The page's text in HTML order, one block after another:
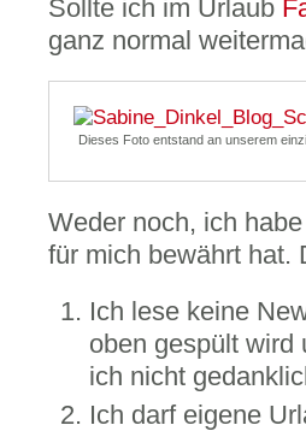
Sollte ich im Urlaub
ganz normal
Dieses Foto entstand an unserem
Weder noch, ich
für mich bewährt hat.
Ich lese keine
oben gespült wird
ich nicht
Ich darf eigene